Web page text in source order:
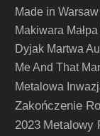
Made in Warsaw
Makiwara Małpa
Dyjak Martwa
Me And That
Metalowa
Zakończenie
2023 Metalowy